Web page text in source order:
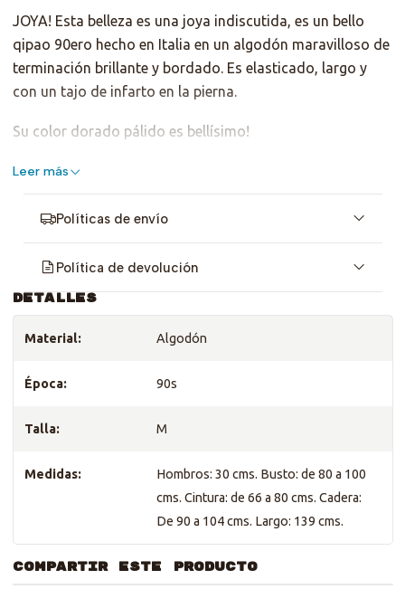
JOYA! Esta belleza es una joya indiscutida, es un bello
qipao 90ero hecho en Italia en un algodón maravilloso de
terminación brillante y bordado. Es elasticado, largo y
con un tajo de infarto en la pierna.
Su color dorado pálido es bellísimo!
Es talla M-L. Revisa Medidas <3
Leer más
Políticas de envío
Política de devolución
DETALLES
Material: Algodón
Época: 90s
Talla: M
Medidas:
Hombros: 30 cms. Busto: de 80 a 100
cms. Cintura: de 66 a 80 cms. Cadera:
De 90 a 104 cms. Largo: 139 cms.
COMPARTIR ESTE PRODUCTO